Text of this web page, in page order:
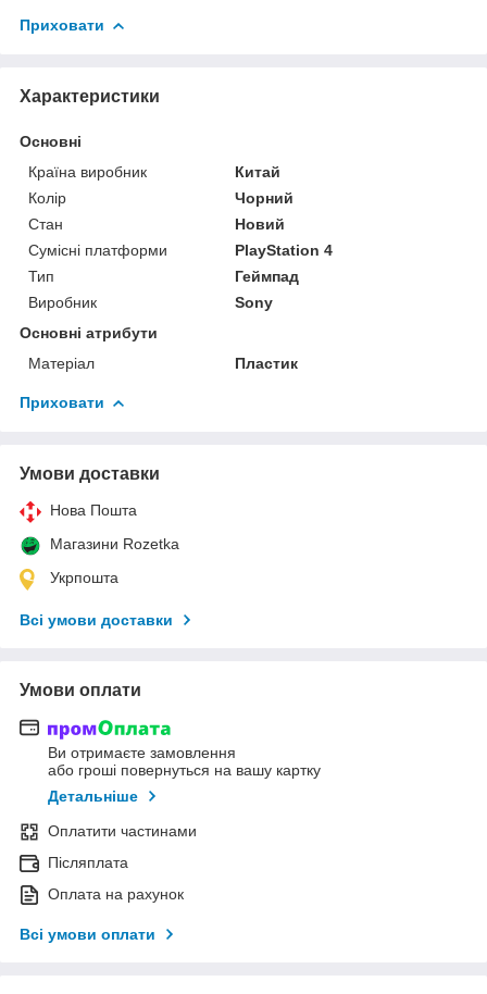
Приховати
Характеристики
Основні
Країна виробник
Китай
Колір
Чорний
Стан
Новий
Сумісні платформи
PlayStation 4
Тип
Геймпад
Виробник
Sony
Основні атрибути
Матеріал
Пластик
Приховати
Умови доставки
Нова Пошта
Магазини Rozetka
Укрпошта
Всі умови доставки
Умови оплати
Ви отримаєте замовлення
або гроші повернуться на вашу картку
Детальніше
Оплатити частинами
Післяплата
Оплата на рахунок
Всі умови оплати